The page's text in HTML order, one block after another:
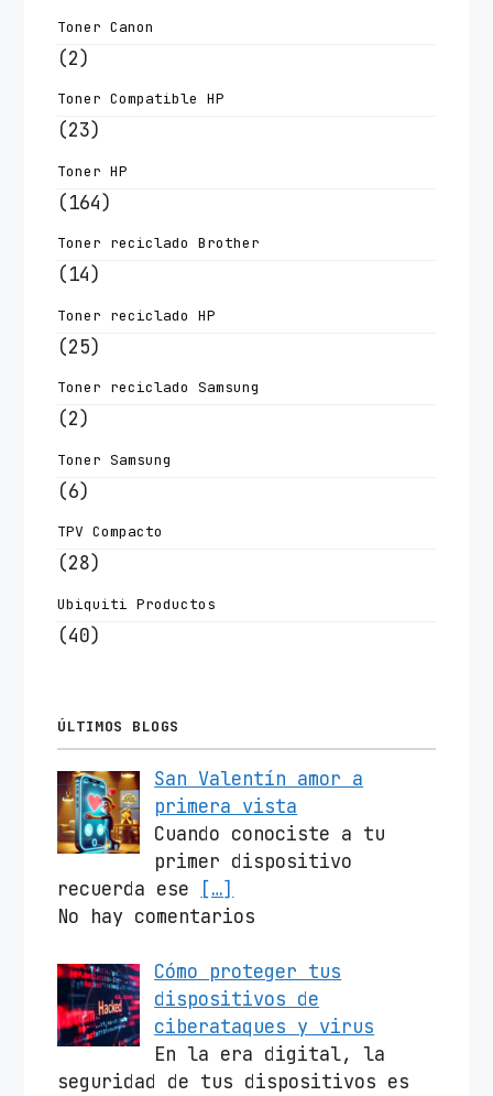
Toner Canon
(2)
Toner Compatible HP
(23)
Toner HP
(164)
Toner reciclado Brother
(14)
Toner reciclado HP
(25)
Toner reciclado Samsung
(2)
Toner Samsung
(6)
TPV Compacto
(28)
Ubiquiti Productos
(40)
ÚLTIMOS BLOGS
San Valentín amor a
primera vista
Cuando conociste a tu
primer dispositivo
recuerda ese
[…]
No hay comentarios
Cómo proteger tus
dispositivos de
ciberataques y virus
En la era digital, la
seguridad de tus dispositivos es